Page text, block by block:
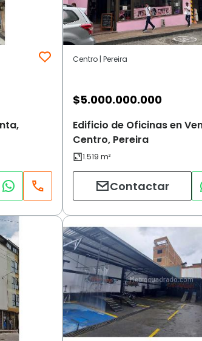
Centro | Pereira
$5.000.000.000
Edificio de Oficinas en
Centro, Pereira
Contactar